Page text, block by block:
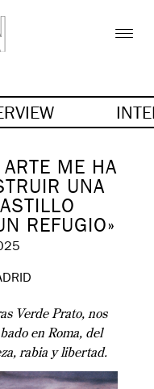
ARTE ME HA
UNA
REFUGIO»
Verde Prato, nos
en Roma, del
rabia y libertad.